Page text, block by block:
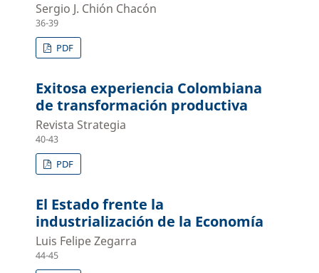
Sergio J. Chión Chacón
36-39
PDF
Exitosa experiencia Colombiana
de transformación productiva
Revista Strategia
40-43
PDF
El Estado frente la
industrialización de la Economía
Luis Felipe Zegarra
44-45